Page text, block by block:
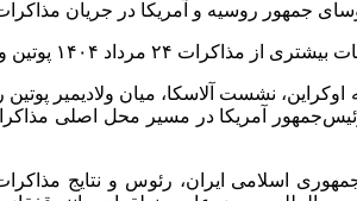
جمهور روسیه و آمریکا در جریان
و ترامپ را خواستار شده بود.
نشست آلاسکا، میان ولادیمیر
آمریکا در مسیر محل اصلی
تلفنی با رئیس‌جمهوری اسلامی ایران، رئوس و